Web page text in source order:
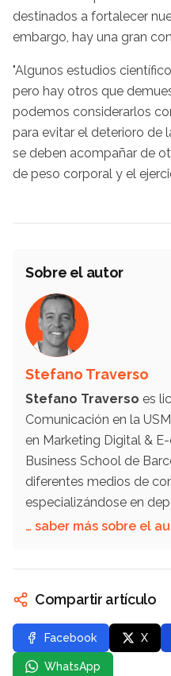
destinados a fortalecer
embargo, hay una gran
"Algunos estudios
pero hay otros que
podemos considerarlos
para evitar el deterioro de
se deben acompañar de
de peso corporal y el
Sobre el autor
Stefano Traverso
Stefano Traverso es
Comunicación en la
en Marketing Digital &
Business School de
diferentes medios de
especializándose en
… saber más sobre el
Compartir artículo
Facebook X
WhatsApp